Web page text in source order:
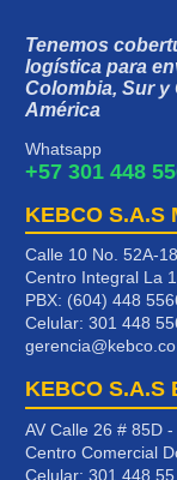
Tenemos
logística para
Colombia, Sur y
América
Whatsapp
+57 301 448
KEBCO S.A.S
Calle 10 No. 52A-
Centro Integral La
PBX: (604) 448
Celular: 301 448
gerencia@kebco.co
KEBCO S.A.S
AV Calle 26 # 85D
Centro Comercial
Celular: 301 448 55